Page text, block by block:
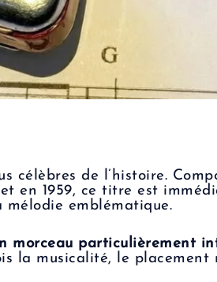
célèbres de l’histoire.
en 1959, ce titre est
emblématique.
morceau particulièrement
la musicalité, le placement